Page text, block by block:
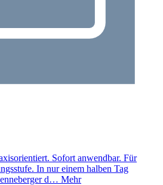
Sofort anwendbar. Für
In nur einem halben Tag
d… Mehr